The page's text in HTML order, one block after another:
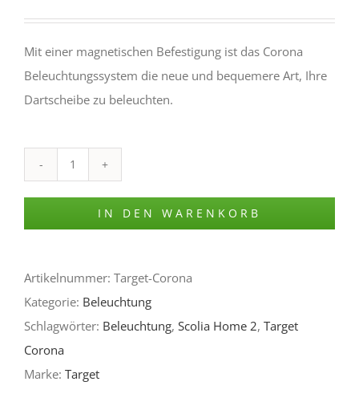
Mit einer magnetischen Befestigung ist das Corona
Beleuchtungssystem die neue und bequemere Art, Ihre
Dartscheibe zu beleuchten.
Corona
IN DEN WARENKORB
Artikelnummer: Target-Corona
Kategorie: Beleuchtung
Schlagwörter: Beleuchtung, Scolia Home 2, Target
Corona
Marke: Target